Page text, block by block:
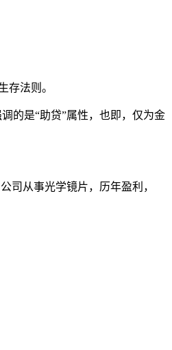
存法则。
的是“助贷”属性，也即，仅为金
司从事光学镜片，历年盈利，